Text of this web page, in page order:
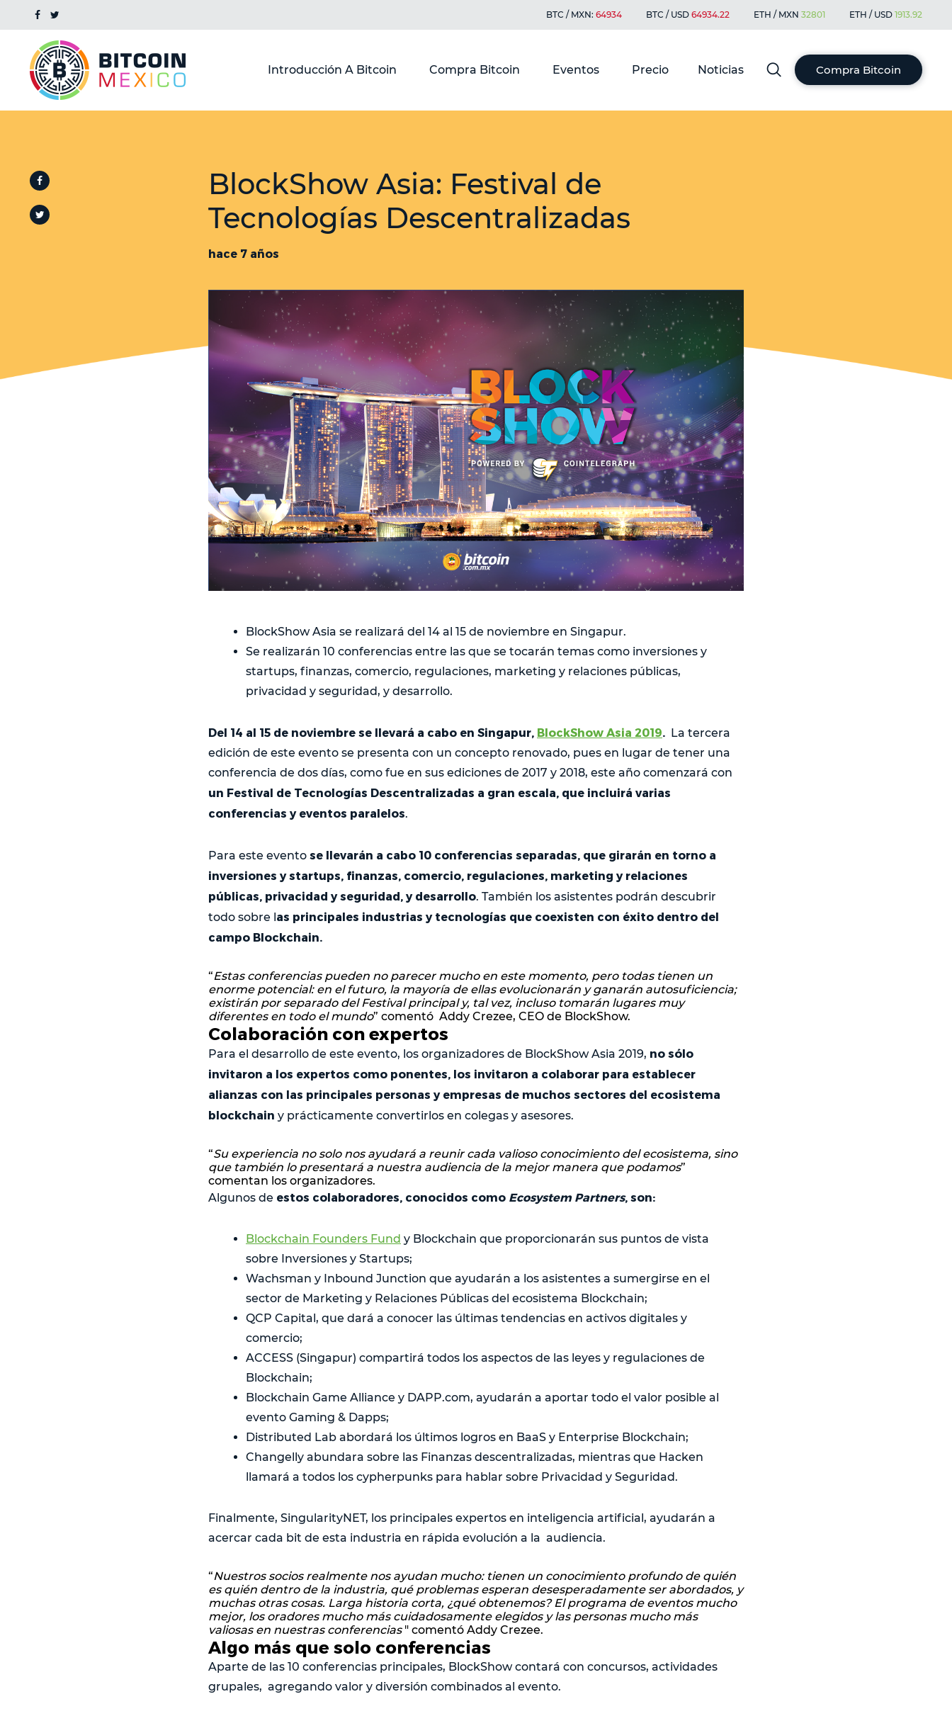
BTC / MXN: 64934 BTC / USD 64934.22 ETH / MXN 32801 ETH / USD 1913.92
Introducción A Bitcoin Compra Bitcoin Eventos Precio Noticias Compra Bitcoin
BlockShow Asia: Festival de
Tecnologías Descentralizadas
hace 7 años
BlockShow Asia se realizará del 14 al 15 de noviembre en Singapur.
Se realizarán 10 conferencias entre las que se tocarán temas como inversiones y
startups, finanzas, comercio, regulaciones, marketing y relaciones públicas,
privacidad y seguridad, y desarrollo.
Del 14 al 15 de noviembre se llevará a cabo en Singapur, BlockShow Asia 2019. La tercera
edición de este evento se presenta con un concepto renovado, pues en lugar de tener una
conferencia de dos días, como fue en sus ediciones de 2017 y 2018, este año comenzará con
un Festival de Tecnologías Descentralizadas a gran escala, que incluirá varias
conferencias y eventos paralelos.
Para este evento se llevarán a cabo 10 conferencias separadas, que girarán en torno a
inversiones y startups, finanzas, comercio, regulaciones, marketing y relaciones
públicas, privacidad y seguridad, y desarrollo. También los asistentes podrán descubrir
todo sobre l as principales industrias y tecnologías que coexisten con éxito dentro del
campo Blockchain.
“Estas conferencias pueden no parecer mucho en este momento, pero todas tienen un
enorme potencial: en el futuro, la mayoría de ellas evolucionarán y ganarán autosuficiencia;
existirán por separado del Festival principal y, tal vez, incluso tomarán lugares muy
diferentes en todo el mundo” comentó Addy Crezee, CEO de BlockShow.
Colaboración con expertos
Para el desarrollo de este evento, los organizadores de BlockShow Asia 2019, no sólo
invitaron a los expertos como ponentes, los invitaron a colaborar para establecer
alianzas con las principales personas y empresas de muchos sectores del ecosistema
blockchain y prácticamente convertirlos en colegas y asesores.
“Su experiencia no solo nos ayudará a reunir cada valioso conocimiento del ecosistema, sino
que también lo presentará a nuestra audiencia de la mejor manera que podamos”
comentan los organizadores.
Algunos de estos colaboradores, conocidos como Ecosystem Partners, son:
Blockchain Founders Fund y Blockchain que proporcionarán sus puntos de vista
sobre Inversiones y Startups;
Wachsman y Inbound Junction que ayudarán a los asistentes a sumergirse en el
sector de Marketing y Relaciones Públicas del ecosistema Blockchain;
QCP Capital, que dará a conocer las últimas tendencias en activos digitales y
comercio;
ACCESS (Singapur) compartirá todos los aspectos de las leyes y regulaciones de
Blockchain;
Blockchain Game Alliance y DAPP.com, ayudarán a aportar todo el valor posible al
evento Gaming & Dapps;
Distributed Lab abordará los últimos logros en BaaS y Enterprise Blockchain;
Changelly abundara sobre las Finanzas descentralizadas, mientras que Hacken
llamará a todos los cypherpunks para hablar sobre Privacidad y Seguridad.
Finalmente, SingularityNET, los principales expertos en inteligencia artificial, ayudarán a
acercar cada bit de esta industria en rápida evolución a la audiencia.
“Nuestros socios realmente nos ayudan mucho: tienen un conocimiento profundo de quién
es quién dentro de la industria, qué problemas esperan desesperadamente ser abordados, y
muchas otras cosas. Larga historia corta, ¿qué obtenemos? El programa de eventos mucho
mejor, los oradores mucho más cuidadosamente elegidos y las personas mucho más
valiosas en nuestras conferencias " comentó Addy Crezee.
Algo más que solo conferencias
Aparte de las 10 conferencias principales, BlockShow contará con concursos, actividades
grupales, agregando valor y diversión combinados al evento.